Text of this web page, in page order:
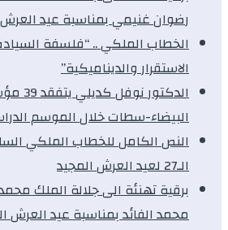
رضوان غنيمي بمناسبة عيد
الخطاب الملكي .. “فلسفة السيادة
الاستقرار والديناميكية”
البيضاء-سطات خلال الموسم الدراسي
النص الكامل للخطاب الملكي
الـ27 لعيد العرش المجيد
برقية تهنئة الى جلالة الملك
محمد الفائد بمناسبة عيد العرش